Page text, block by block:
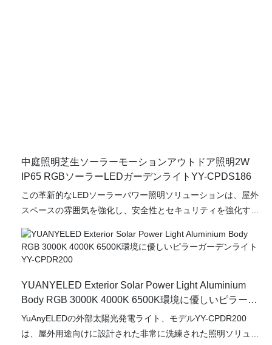
中庭照明芝生ソーラーモーションアウトドア照明2W
IP65 RGBソーラーLEDガーデンライトYY-CPDS186
この革新的なLEDソーラーパワー照明ソリューションは、屋外
スペースの雰囲気を強化し、安全性とセキュリティを強化する
こりに対して非常に耐性があることを保証し、さまざまな気象
条件に最適です。 RGB（赤、緑、青）LEDテクノロジーを装備
気を作成するカスタマイズ可能なカラーオプションを提供しま
す。
YUANYELED Exterior Solar Power Light Aluminium
Body RGB 3000K 4000K 6500K環境に優しいピラーガ
ーデンライトYY-CPDR200
YuAnyELEDの外部太陽光発電ライト、モデルYY-CPDR200
は、屋外用途向けに設計された非常に洗練された照明ソリュー